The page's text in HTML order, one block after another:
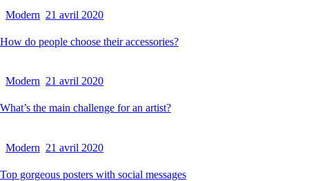
Modern 21 avril 2020
How do people choose their accessories?
Modern 21 avril 2020
What’s the main challenge for an artist?
Modern 21 avril 2020
Top gorgeous posters with social messages